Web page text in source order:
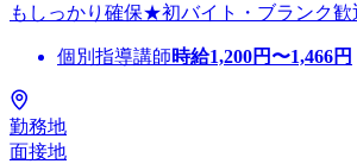
もしっかり確保★初バイト・ブランク歓
個別指導講師時給1,200円〜1,466円
勤務地
面接地